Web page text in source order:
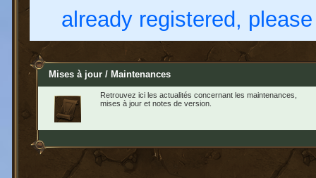
already registered,
Mises à jour / Maintenances
Retrouvez ici les actualités concernant les maintenances,
mises à jour et notes de version.